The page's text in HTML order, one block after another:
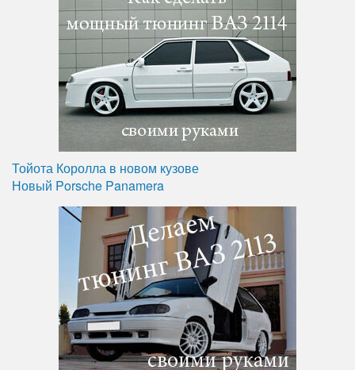
Тойота Королла в новом кузове
Новый Porsche Panamera